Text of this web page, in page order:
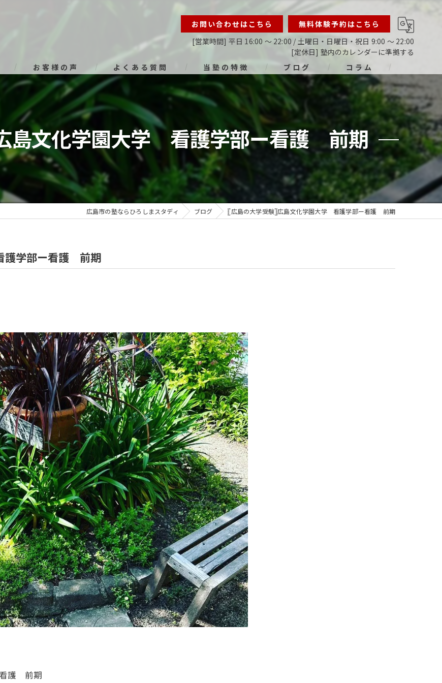
お問い合わせはこちら
無料体験予約はこちら
[営業時間] 平日 16:00 ～ 22:00 / 土曜日・日曜日・祝日 9:00 ～ 22:00
[定休日] 塾内のカレンダーに準拠する
お客様の声 よくある質問 当塾の特徴
オンライン
小学生
中学生
高校生
ブログ コラム
島文化学園大学 看護学部ー看護 前期
広島市の塾ならひろしまスタディ ブログ 𓊈広島の大学受験𓊉広島文化学園大学 看護学部ー看護 前期
護学部ー看護 前期
護 前期